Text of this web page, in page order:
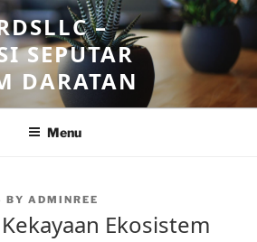
–
SEPUTAR
DARATAN
Menu
BY ADMINREE
Ekosistem